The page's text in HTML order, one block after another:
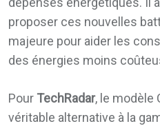
proposer ces nouvelles
majeure pour aider les
des énergies moins
Pour TechRadar, le modèle
véritable alternative à la